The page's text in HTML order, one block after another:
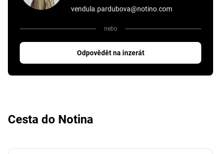
vendula.pardubova@notino.com
nebo
Odpovědět na inzerát
Cesta do Notina